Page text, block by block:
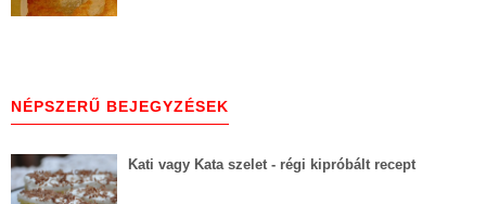
NÉPSZERŰ BEJEGYZÉSEK
Kati vagy Kata szelet - régi kipróbált recept